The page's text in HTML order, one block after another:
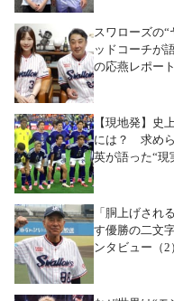
スワローズの
ッドコーチが
の応燕レポート
【現地発】史
には？ 求め
英が語った“現
「胴上げされ
す優勝の二文
ンタビュー（2